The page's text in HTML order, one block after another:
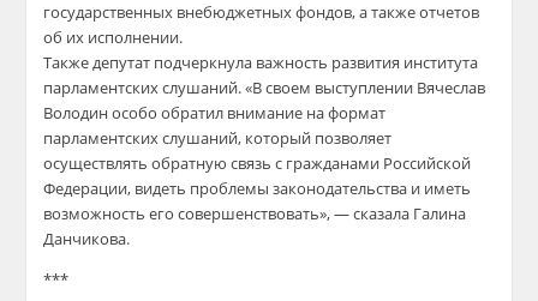
государственных внебюджетных фондов, а также отчетов
об их исполнении.
Также депутат подчеркнула важность развития института
парламентских слушаний. «В своем выступлении Вячеслав
Володин особо обратил внимание на формат
парламентских слушаний, который позволяет
осуществлять обратную связь с гражданами Российской
Федерации, видеть проблемы законодательства и иметь
возможность его совершенствовать», — сказала Галина
Данчикова.
***